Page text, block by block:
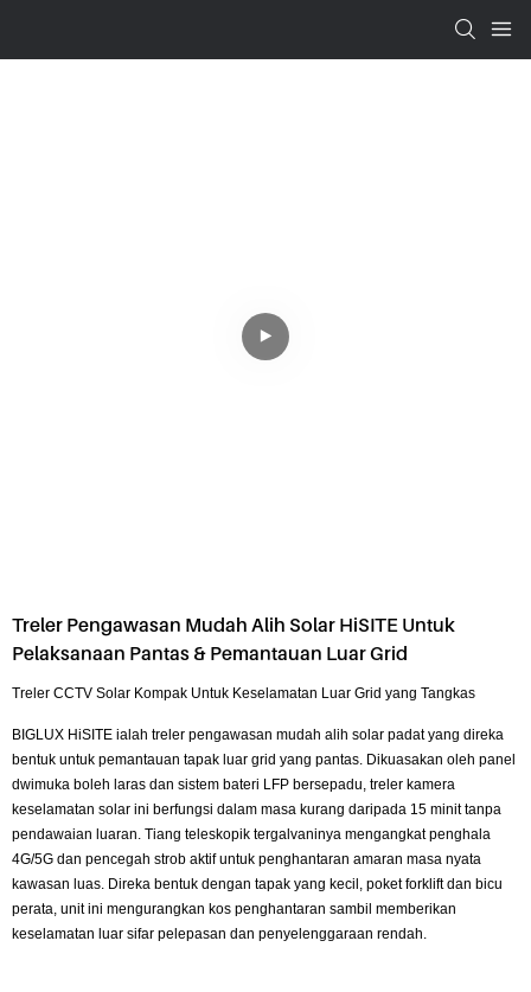
Treler Pengawasan Mudah Alih Solar HiSITE Untuk
Pelaksanaan Pantas & Pemantauan Luar Grid
Treler CCTV Solar Kompak Untuk Keselamatan Luar Grid yang Tangkas
BIGLUX HiSITE ialah treler pengawasan mudah alih solar padat yang direka
bentuk untuk pemantauan tapak luar grid yang pantas. Dikuasakan oleh panel
dwimuka boleh laras dan sistem bateri LFP bersepadu, treler kamera
keselamatan solar ini berfungsi dalam masa kurang daripada 15 minit tanpa
pendawaian luaran. Tiang teleskopik tergalvaninya mengangkat penghala
4G/5G dan pencegah strob aktif untuk penghantaran amaran masa nyata
kawasan luas. Direka bentuk dengan tapak yang kecil, poket forklift dan bicu
perata, unit ini mengurangkan kos penghantaran sambil memberikan
keselamatan luar sifar pelepasan dan penyelenggaraan rendah.